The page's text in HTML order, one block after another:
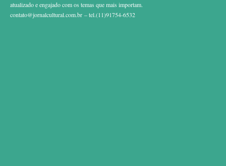
atualizado e engajado com os temas que mais importam.
contato@jornalcultural.com.br – tel.(11)91754-6532